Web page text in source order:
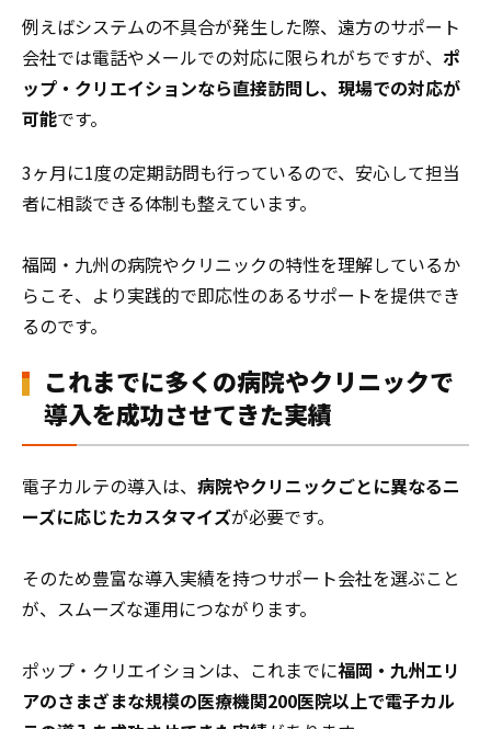
例えばシステムの不具合が発生した際、遠方のサポート
会社では電話やメールでの対応に限られがちですが、 ポ
ップ・クリエイションなら直接訪問し、現場での対応が
可能です。
3ヶ月に1度の定期訪問も行っているので、安心して担当
者に相談できる体制も整えています。
福岡・九州の病院やクリニックの特性を理解しているか
らこそ、より実践的で即応性のあるサポートを提供でき
るのです。
これまでに多くの病院やクリニックで
導入を成功させてきた実績
電子カルテの導入は、 病院やクリニックごとに異なるニ
ーズに応じたカスタマイズが必要です。
そのため豊富な導入実績を持つサポート会社を選ぶこと
が、スムーズな運用につながります。
ポップ・クリエイションは、これまでに福岡・九州エリ
アのさまざまな規模の医療機関200医院以上で電子カル